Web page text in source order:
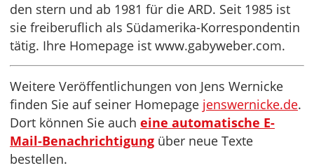
den stern und ab 1981 für die ARD. Seit 1985 ist
sie freiberuflich als Südamerika-Korrespondentin
tätig. Ihre Homepage ist www.gabyweber.com.
Weitere Veröffentlichungen von Jens Wernicke
finden Sie auf seiner Homepage jenswernicke.de.
Dort können Sie auch eine automatische E-
Mail-Benachrichtigung über neue Texte
bestellen.